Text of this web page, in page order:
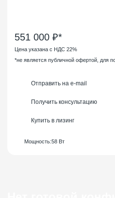
551 000 ₽*
Цена указана с НДС 22%
*не является публичной офертой, для
Отправить на e-mail
Получить консультацию
Купить в лизинг
Мощность:58 Вт